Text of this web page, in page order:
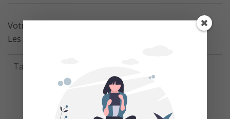
Votre adresse de messagerie ne sera pas publiée.
Les champs obligatoires sont indiqués avec